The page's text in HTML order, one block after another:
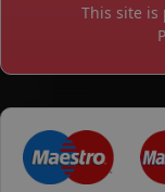
This site is